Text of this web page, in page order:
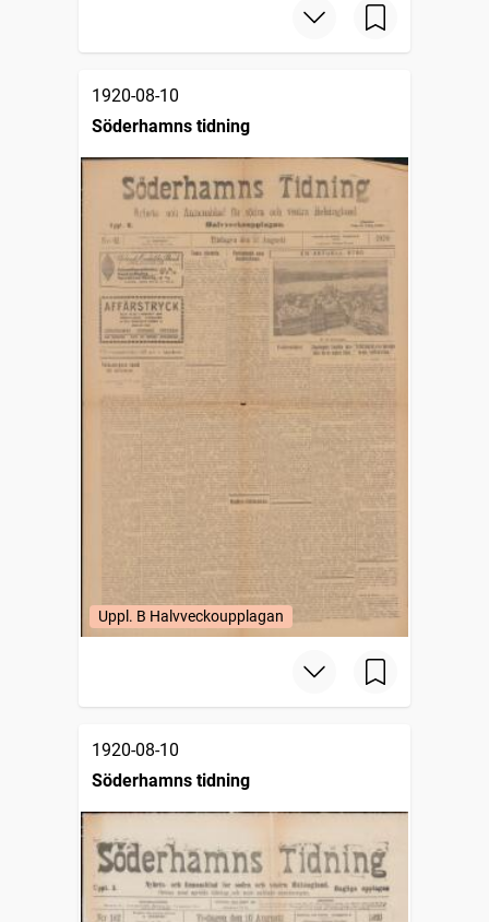
1920-08-10
Söderhamns tidning
Uppl. B Halvveckoupplagan
1920-08-10
Söderhamns tidning